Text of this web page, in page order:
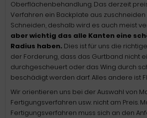
Oberflächenbehandlung. Das derzeit
Verfahren ein Backplate aus zuschneiden
Schneiden, deshalb wird es auch meist
aber wichtig das alle Kanten eine
Radius haben. Dies ist für uns die
der Forderung, dass das Gurtband nicht
durchgescheuert oder das Wing durch
beschädigt werden darf. Alles andere ist
Wir orientieren uns bei der Auswahl von
Fertigungsverfahren usw. nicht am Preis.
Fertigungsverfahren muss sich an den